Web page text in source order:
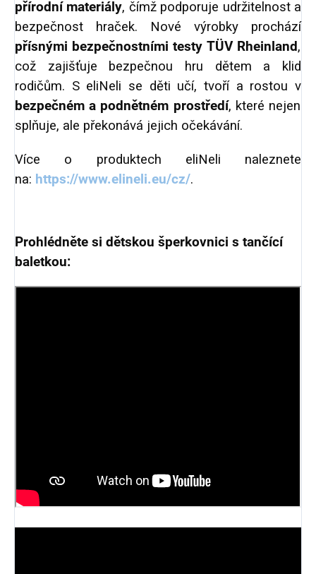
přírodní materiály, čímž podporuje udržitelnost a
bezpečnost hraček. Nové výrobky prochází
přísnými bezpečnostními testy TÜV Rheinland,
což zajišťuje bezpečnou hru dětem a klid
rodičům. S eliNeli se děti učí, tvoří a rostou v
bezpečném a podnětném prostředí, které nejen
splňuje, ale překonává jejich očekávání.
Více o produktech eliNeli naleznete
na: https://www.elineli.eu/cz/.
Prohlédněte si dětskou šperkovnici s tančící
baletkou: